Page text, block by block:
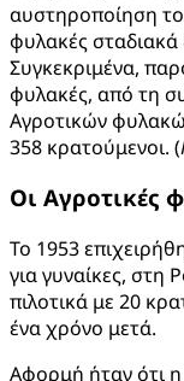
αυστηροποίηση
φυλακές
Συγκεκριμένα,
φυλακές, από τη
Αγροτικών
358 κρατούμενοι. (
Οι Αγροτικές
Το 1953
για γυναίκες, στη
πιλοτικά με 20
ένα χρόνο μετά.
Αφορμή ήταν ότι